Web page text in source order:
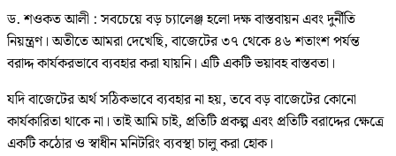
ড. শওকত আলী : সবচেয়ে বড় চ্যালেঞ্জ হলো দক্ষ বাস্তবায়ন এবং দুর্নীতি
নিয়ন্ত্রণ। অতীতে আমরা দেখেছি, বাজেটের ৩৭ থেকে ৪৬ শতাংশ পর্যন্ত
বরাদ্দ কার্যকরভাবে ব্যবহার করা যায়নি। এটি একটি ভয়াবহ বাস্তবতা।
যদি বাজেটের অর্থ সঠিকভাবে ব্যবহার না হয়, তবে বড় বাজেটের কোনো
কার্যকারিতা থাকে না। তাই আমি চাই, প্রতিটি প্রকল্প এবং প্রতিটি বরাদ্দের ক্ষেত্রে
একটি কঠোর ও স্বাধীন মনিটরিং ব্যবস্থা চালু করা হোক।